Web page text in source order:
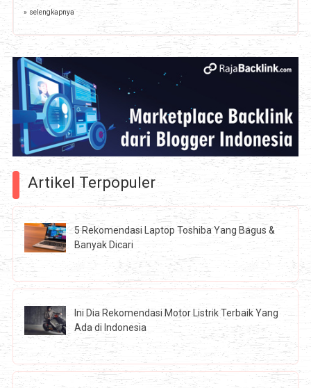
» selengkapnya
Artikel Terpopuler
5 Rekomendasi Laptop Toshiba Yang Bagus &
Banyak Dicari
Ini Dia Rekomendasi Motor Listrik Terbaik Yang
Ada di Indonesia